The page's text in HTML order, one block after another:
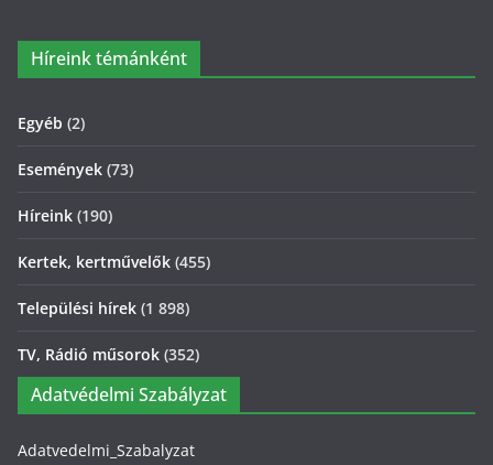
Híreink témánként
Egyéb (2)
Események (73)
Híreink (190)
Kertek, kertművelők (455)
Települési hírek (1 898)
TV, Rádió műsorok (352)
Adatvédelmi Szabályzat
Adatvedelmi_Szabalyzat